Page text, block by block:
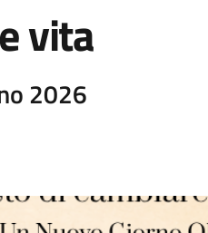
vita
2026